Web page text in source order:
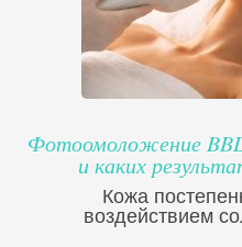
Фотоомоложение
и каких
Кожа
воздействием